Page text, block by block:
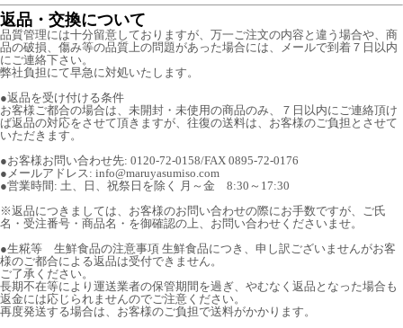
返品・交換について
品質管理には十分留意しておりますが、万一ご注文の内容と違う場合や、商
品の破損、傷み等の品質上の問題があった場合には、メールで到着７日以内
にご連絡下さい。
弊社負担にて早急に対処いたします。
●返品を受け付ける条件
お客様ご都合の場合は、未開封・未使用の商品のみ、７日以内にご連絡頂け
ば返品の対応をさせて頂きますが、往復の送料は、お客様のご負担とさせて
いただきます。
●お客様お問い合わせ先: 0120-72-0158/FAX 0895-72-0176
●メールアドレス: info@maruyasumiso.com
●営業時間: 土、日、祝祭日を除く 月～金 8:30～17:30
※返品につきましては、お客様のお問い合わせの際にお手数ですが、ご氏
名・受注番号・商品名・を御確認の上、お問い合わせくださいませ。
●生糀等 生鮮食品の注意事項 生鮮食品につき、申し訳ございませんがお客
様のご都合による返品は受付できません。
ご了承ください。
長期不在等により運送業者の保管期間を過ぎ、やむなく返品となった場合も
返金には応じられませんのでご注意ください。
再度発送する場合は、お客様のご負担で送料がかかります。